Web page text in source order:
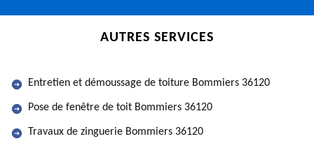
AUTRES SERVICES
Entretien et démoussage de toiture Bommiers 36120
Pose de fenêtre de toit Bommiers 36120
Travaux de zinguerie Bommiers 36120